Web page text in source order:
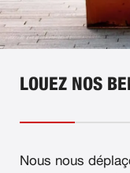
LOUEZ NOS
Nous nous